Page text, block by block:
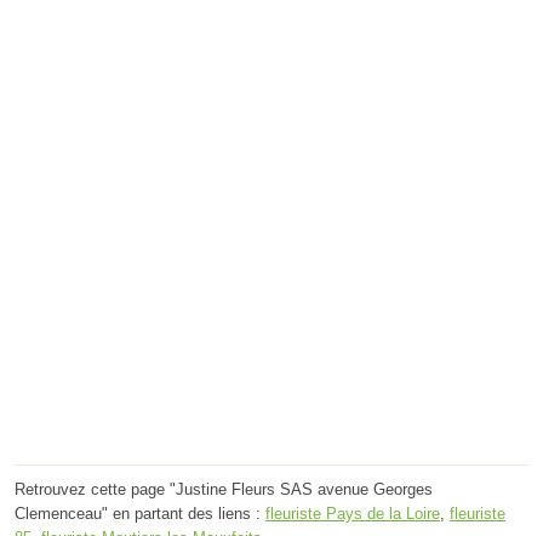
Retrouvez cette page "Justine Fleurs SAS avenue Georges
Clemenceau" en partant des liens : fleuriste Pays de la Loire, fleuriste